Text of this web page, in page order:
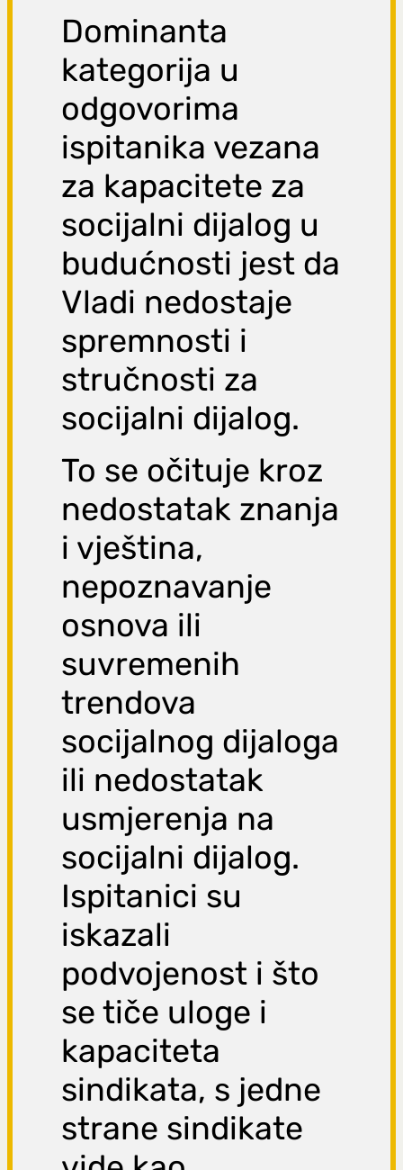
Dominanta
kategorija u
odgovorima
ispitanika vezana
za kapacitete za
socijalni dijalog u
budućnosti jest da
Vladi nedostaje
spremnosti i
stručnosti za
socijalni dijalog.
To se očituje kroz
nedostatak znanja
i vještina,
nepoznavanje
osnova ili
suvremenih
trendova
socijalnog dijaloga
ili nedostatak
usmjerenja na
socijalni dijalog.
Ispitanici su
iskazali
podvojenost i što
se tiče uloge i
kapaciteta
sindikata, s jedne
strane sindikate